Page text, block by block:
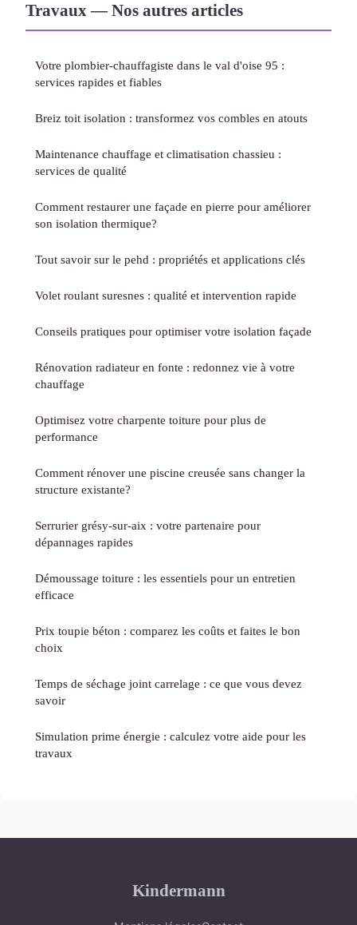
Travaux — Nos autres articles
Votre plombier-chauffagiste dans le val d'oise 95 :
services rapides et fiables
Breiz toit isolation : transformez vos combles en atouts
Maintenance chauffage et climatisation chassieu :
services de qualité
Comment restaurer une façade en pierre pour améliorer
son isolation thermique?
Tout savoir sur le pehd : propriétés et applications clés
Volet roulant suresnes : qualité et intervention rapide
Conseils pratiques pour optimiser votre isolation façade
Rénovation radiateur en fonte : redonnez vie à votre
chauffage
Optimisez votre charpente toiture pour plus de
performance
Comment rénover une piscine creusée sans changer la
structure existante?
Serrurier grésy-sur-aix : votre partenaire pour
dépannages rapides
Démoussage toiture : les essentiels pour un entretien
efficace
Prix toupie béton : comparez les coûts et faites le bon
choix
Temps de séchage joint carrelage : ce que vous devez
savoir
Simulation prime énergie : calculez votre aide pour les
travaux
Kindermann